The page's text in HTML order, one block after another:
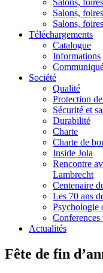
Salons,
Salons,
Salons,
Téléchargements
Catalogue
Informations
Société
Qualité
Protection
Sécurité et
Durabilité
Charte
Charte de
Inside Jola
Rencontre
Lambrecht
Centenaire
Les 70 ans
Psychologie
Actualités
Fête de fin